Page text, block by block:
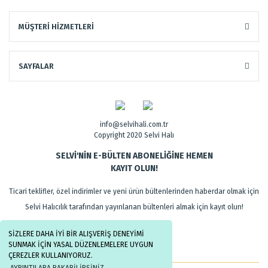
SİZLERE DAHA İYİ BİR ALIŞVERİŞ DENEYİMİ
SUNMAK İÇİN YASAL DÜZENLEMELERE UYGUN
ÇEREZLER KULLANIYORUZ.
MÜŞTERİ HİZMETLERİ
SAYFALAR
info@selvihali.com.tr
Copyright 2020 Selvi Halı
SELVİ'NİN E-BÜLTEN ABONELİĞİNE HEMEN
KAYIT OLUN!
Ticari teklifler, özel indirimler ve yeni ürün bültenlerinden haberdar olmak için
Selvi Halıcılık tarafından yayınlanan bültenleri almak için kayıt olun!